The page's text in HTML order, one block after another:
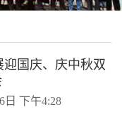
国庆、庆中秋双
日 下午4:28